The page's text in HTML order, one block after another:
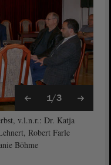
1/3
v.l.n.r.: Dr. Katja
Robert Farle
Böhme